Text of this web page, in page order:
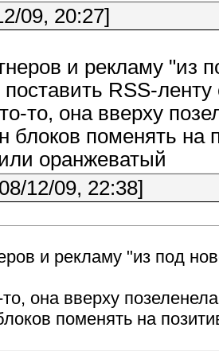
09, 20:27]
и рекламу "из
RSS-ленту
то, она вверху
поменять на
оранжеватый
12/09, 22:38]
и рекламу "из под
она вверху
поменять на